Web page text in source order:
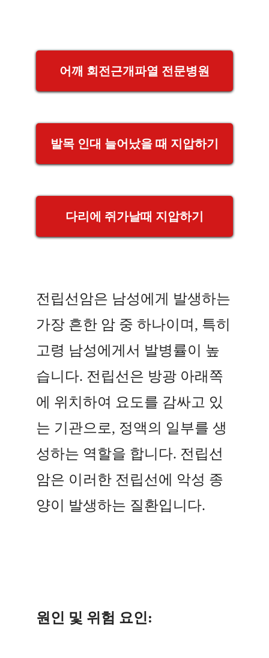
어깨 회전근개파열 전문병원
발목 인대 늘어났을 때 지압하기
다리에 쥐가날때 지압하기
전립선암은 남성에게 발생하는
가장 흔한 암 중 하나이며, 특히
고령 남성에게서 발병률이 높
습니다. 전립선은 방광 아래쪽
에 위치하여 요도를 감싸고 있
는 기관으로, 정액의 일부를 생
성하는 역할을 합니다. 전립선
암은 이러한 전립선에 악성 종
양이 발생하는 질환입니다.
원인 및 위험 요인: